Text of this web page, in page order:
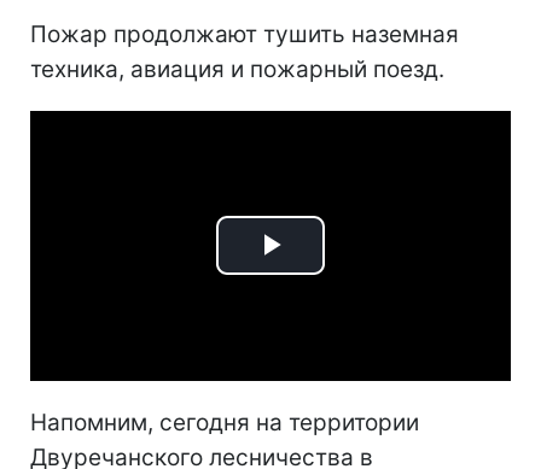
Пожар продолжают тушить наземная
техника, авиация и пожарный поезд.
Play
Напомним, сегодня на территории
Двуречанского лесничества в